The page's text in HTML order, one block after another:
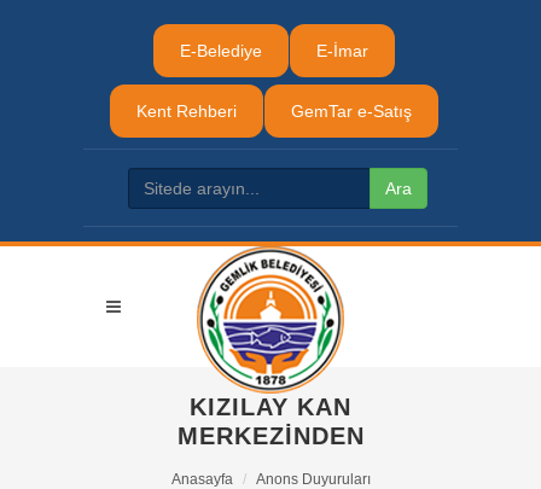
E-Belediye E-İmar
Kent Rehberi GemTar e-Satış
KIZILAY KAN
MERKEZİNDEN
Anasayfa Anons Duyuruları